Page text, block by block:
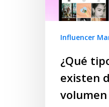
Influencer
¿Qué
existen